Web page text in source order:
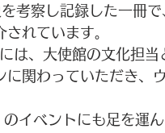
考察し記録した一冊
れています。
は、大使館の文化担
関わっていただき、
イベントにも足を運